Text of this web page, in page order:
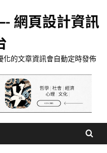
網頁設計資訊
化的文章資訊會自動定時發佈